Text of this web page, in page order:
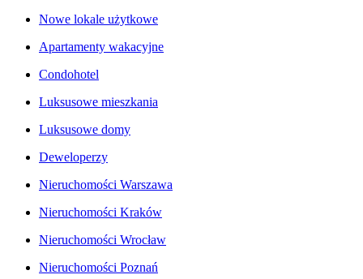
Nowe lokale użytkowe
Apartamenty wakacyjne
Condohotel
Luksusowe mieszkania
Luksusowe domy
Deweloperzy
Nieruchomości Warszawa
Nieruchomości Kraków
Nieruchomości Wrocław
Nieruchomości Poznań